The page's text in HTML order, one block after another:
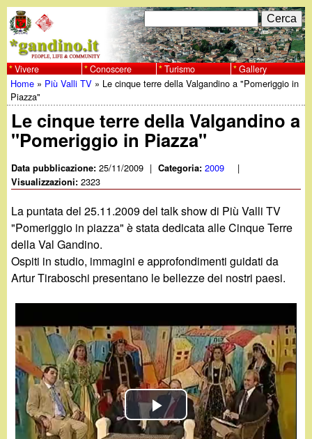
al
contenuto
principale
w
w
w
.
g
a
n
d
n
o
F
o
r
m
d
r
i
e
r
c
a
C
e
r
c
a
Vivere Conoscere Turismo Gallery
Tu
sei
qui
Home » Più Valli TV » Le cinque terre della Valgandino a "Pomeriggio in
Piazza"
Le cinque terre della Valgandino a
"Pomeriggio in Piazza"
Data pubblicazione:25/11/2009 | Categoria:2009 |
Visualizzazioni:2323
La puntata del 25.11.2009 del talk show di Più Valli TV
"Pomeriggio in piazza" è stata dedicata alle Cinque Terre
della Val Gandino.
Ospiti in studio, immagini e approfondimenti guidati da
Artur Tiraboschi presentano le bellezze dei nostri paesi.
P